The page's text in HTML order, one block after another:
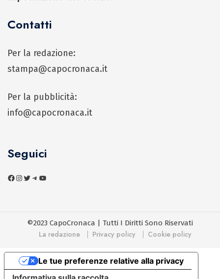
Contatti
Per la redazione:
stampa@capocronaca.it
Per la pubblicità:
info@capocronaca.it
Seguici
©2023 CapoCronaca | Tutti I Diritti Sono Riservati
La redazione Privacy policy Cookie policy
Le tue preferenze relative alla privacy